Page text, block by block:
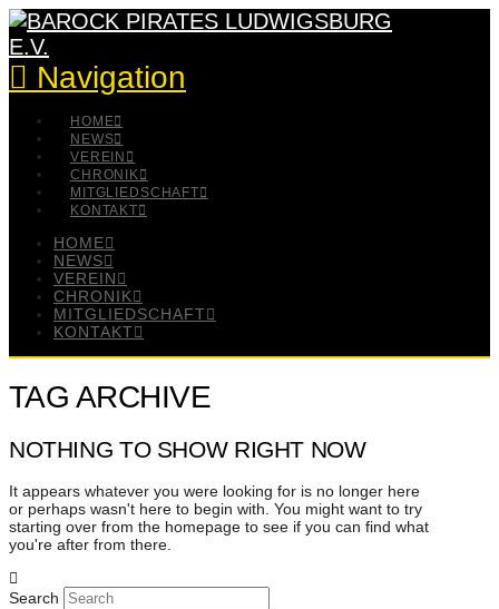
Navigation
HOME
NEWS
VEREIN
CHRONIK
MITGLIEDSCHAFT
KONTAKT
HOME
NEWS
VEREIN
CHRONIK
MITGLIEDSCHAFT
KONTAKT
TAG ARCHIVE
NOTHING TO SHOW RIGHT NOW
It appears whatever you were looking for is no longer here
or perhaps wasn't here to begin with. You might want to try
starting over from the homepage to see if you can find what
you're after from there.
Search